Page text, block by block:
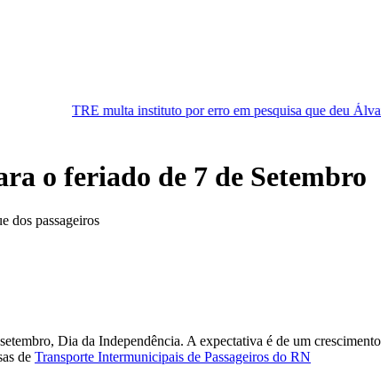
multa instituto por erro em pesquisa que deu Álvaro Dias em 1º
o feriado de 7 de Setembro
dos passageiros
Dia da Independência. A expectativa é de um crescimento
de Transporte Intermunicipais de Passageiros do RN